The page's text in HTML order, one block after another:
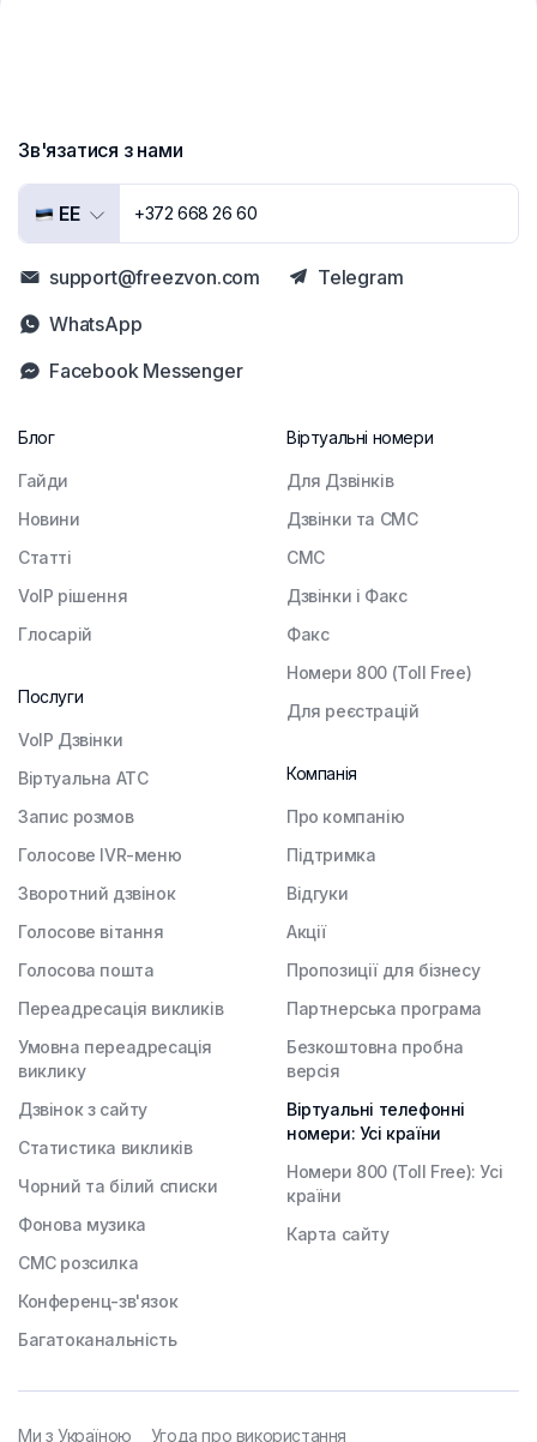
Зв'язатися з нами
EE +372 668 26 60
support@freezvon.com
Facebook Messenger
Telegram
WhatsApp
Блог
Гайди
Новини
Статті
VoIP рішення
Глосарій
Послуги
VoIP Дзвінки
Віртуальна АТС
Запис розмов
Голосове IVR-меню
Зворотний дзвінок
Голосове вітання
Голосова пошта
Переадресація викликів
Умовна переадресація
виклику
Дзвінок з сайту
Статистика викликів
Чорний та білий списки
Фонова музика
СМС розсилка
Конференц-зв'язок
Багатоканальність
Віртуальні номери
Для Дзвінків
Дзвінки та СМС
СМС
Дзвінки і Факс
Факс
Номери 800 (Toll Free)
Для реєстрацій
Компанія
Про компанію
Підтримка
Відгуки
Акції
Пропозиції для бізнесу
Партнерська програма
Безкоштовна пробна
версія
Віртуальні телефонні
номери: Усі країни
Номери 800 (Toll Free): Усі
країни
Карта сайту
Ми з Україною Угода про використання